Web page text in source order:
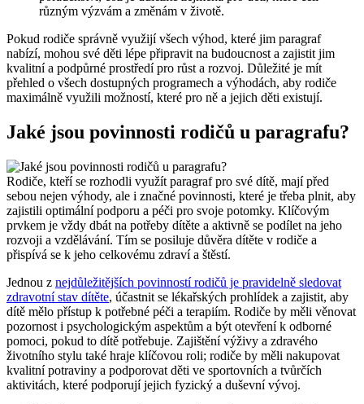
různým výzvám a změnám v životě.
Pokud rodiče správně využijí všech výhod, které jim paragraf
nabízí, mohou své děti lépe připravit na budoucnost a zajistit jim
kvalitní a podpůrné prostředí pro růst a rozvoj. Důležité je mít
přehled o všech dostupných programech a výhodách, aby rodiče
maximálně využili možností, které pro ně a jejich děti existují.
Jaké jsou povinnosti rodičů u paragrafu?
Rodiče, kteří se rozhodli využít paragraf pro své dítě, mají před
sebou nejen výhody, ale i značné povinnosti, které je třeba plnit, aby
zajistili optimální podporu a péči pro svoje potomky. Klíčovým
prvkem je vždy dbát na potřeby dítěte a aktivně se podílet na jeho
rozvoji a vzdělávání. Tím se posiluje důvěra dítěte v rodiče a
přispívá se k jeho celkovému zdraví a štěstí.
Jednou z nejdůležitějších povinností rodičů je pravidelně sledovat
zdravotní stav dítěte, účastnit se lékařských prohlídek a zajistit, aby
dítě mělo přístup k potřebné péči a terapiím. Rodiče by měli věnovat
pozornost i psychologickým aspektům a být otevření k odborné
pomoci, pokud to dítě potřebuje. Zajištění výživy a zdravého
životního stylu také hraje klíčovou roli; rodiče by měli nakupovat
kvalitní potraviny a podporovat děti ve sportovních a tvůrčích
aktivitách, které podporují jejich fyzický a duševní vývoj.